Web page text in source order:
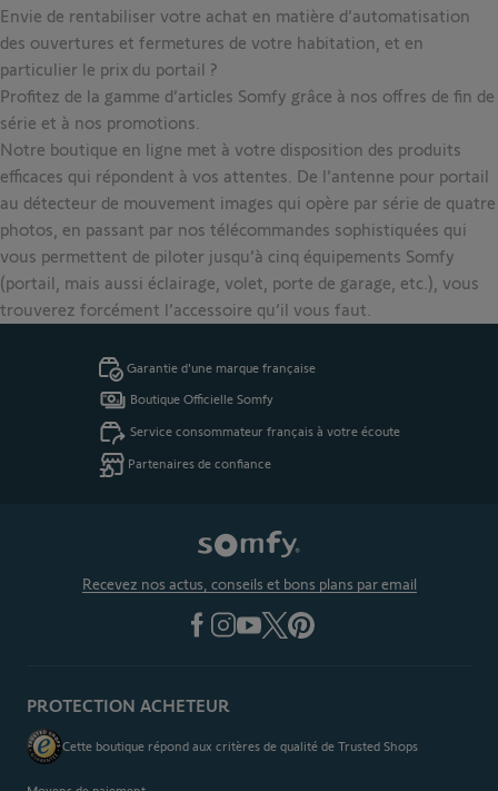
Envie de rentabiliser votre achat en matière d’automatisation
des ouvertures et fermetures de votre habitation, et en
particulier le prix du portail ?
Profitez de la gamme d’articles Somfy grâce à nos offres de fin de
série et à nos promotions.
Notre boutique en ligne met à votre disposition des produits
efficaces qui répondent à vos attentes. De l’antenne pour portail
au détecteur de mouvement images qui opère par série de quatre
photos, en passant par nos télécommandes sophistiquées qui
vous permettent de piloter jusqu’à cinq équipements Somfy
(portail, mais aussi éclairage, volet, porte de garage, etc.), vous
trouverez forcément l’accessoire qu’il vous faut.
Garantie d'une marque française
Boutique Officielle Somfy
Service consommateur français à votre écoute
Partenaires de confiance
Recevez nos actus, conseils et bons plans par email
PROTECTION ACHETEUR
Cette boutique répond aux critères de qualité de Trusted Shops